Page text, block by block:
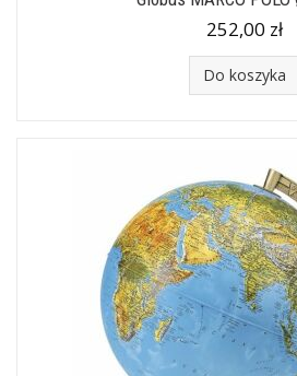
252,00 zł
Do koszyka